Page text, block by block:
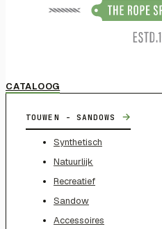
CATALOOG
TOUWEN - SANDOWS →
Synthetisch
Natuurlijk
Recreatief
Sandow
Accessoires